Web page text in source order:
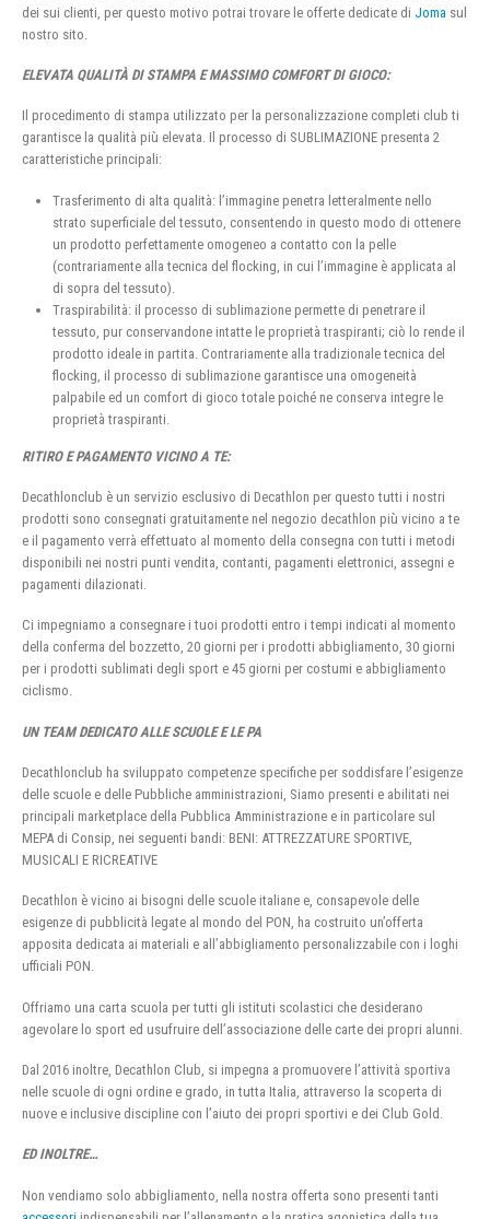
dei sui clienti, per questo motivo potrai trovare le offerte dedicate di Joma sul
nostro sito.
ELEVATA QUALITÀ DI STAMPA E MASSIMO COMFORT DI GIOCO:
Il procedimento di stampa utilizzato per la personalizzazione completi club ti
garantisce la qualità più elevata. Il processo di SUBLIMAZIONE presenta 2
caratteristiche principali:
Trasferimento di alta qualità: l’immagine penetra letteralmente nello
strato superficiale del tessuto, consentendo in questo modo di ottenere
un prodotto perfettamente omogeneo a contatto con la pelle
(contrariamente alla tecnica del flocking, in cui l’immagine è applicata al
di sopra del tessuto).
Traspirabilità: il processo di sublimazione permette di penetrare il
tessuto, pur conservandone intatte le proprietà traspiranti; ciò lo rende il
prodotto ideale in partita. Contrariamente alla tradizionale tecnica del
flocking, il processo di sublimazione garantisce una omogeneità
palpabile ed un comfort di gioco totale poiché ne conserva integre le
proprietà traspiranti.
RITIRO E PAGAMENTO VICINO A TE:
Decathlonclub è un servizio esclusivo di Decathlon per questo tutti i nostri
prodotti sono consegnati gratuitamente nel negozio decathlon più vicino a te
e il pagamento verrà effettuato al momento della consegna con tutti i metodi
disponibili nei nostri punti vendita, contanti, pagamenti elettronici, assegni e
pagamenti dilazionati.
Ci impegniamo a consegnare i tuoi prodotti entro i tempi indicati al momento
della conferma del bozzetto, 20 giorni per i prodotti abbigliamento, 30 giorni
per i prodotti sublimati degli sport e 45 giorni per costumi e abbigliamento
ciclismo.
UN TEAM DEDICATO ALLE SCUOLE E LE PA
Decathlonclub ha sviluppato competenze specifiche per soddisfare l’esigenze
delle scuole e delle Pubbliche amministrazioni, Siamo presenti e abilitati nei
principali marketplace della Pubblica Amministrazione e in particolare sul
MEPA di Consip, nei seguenti bandi: BENI: ATTREZZATURE SPORTIVE,
MUSICALI E RICREATIVE
Decathlon è vicino ai bisogni delle scuole italiane e, consapevole delle
esigenze di pubblicità legate al mondo del PON, ha costruito un’offerta
apposita dedicata ai materiali e all’abbigliamento personalizzabile con i loghi
ufficiali PON.
Offriamo una carta scuola per tutti gli istituti scolastici che desiderano
agevolare lo sport ed usufruire dell’associazione delle carte dei propri alunni.
Dal 2016 inoltre, Decathlon Club, si impegna a promuovere l’attività sportiva
nelle scuole di ogni ordine e grado, in tutta Italia, attraverso la scoperta di
nuove e inclusive discipline con l’aiuto dei propri sportivi e dei Club Gold.
ED INOLTRE…
Non vendiamo solo abbigliamento, nella nostra offerta sono presenti tanti